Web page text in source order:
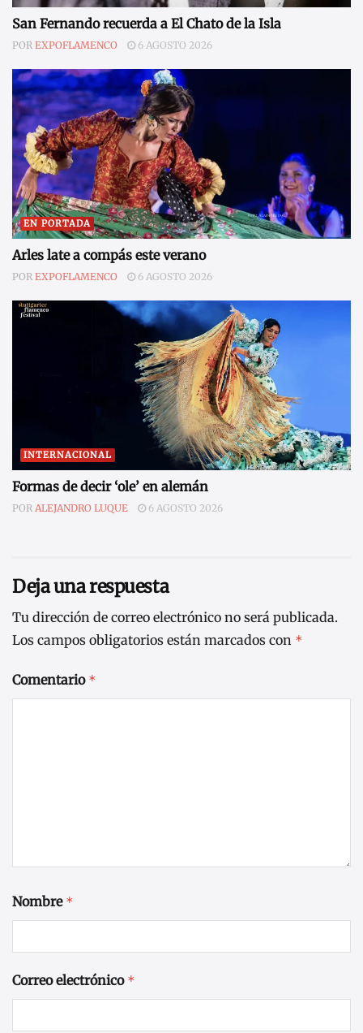
San Fernando recuerda a El Chato de la Isla
POR EXPOFLAMENCO 6 AGOSTO 2026
EN PORTADA
Arles late a compás este verano
POR EXPOFLAMENCO 6 AGOSTO 2026
INTERNACIONAL
Formas de decir ‘ole’ en alemán
POR ALEJANDRO LUQUE 6 AGOSTO 2026
Deja una respuesta
Tu dirección de correo electrónico no será publicada.
Los campos obligatorios están marcados con *
Comentario *
Nombre *
Correo electrónico *